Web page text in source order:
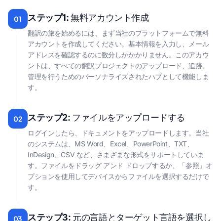
01 ステップ1:無料アカウント作成
翻訳の旅を始めるには、まず当社のプラットフォームで無料
アカウントを作成してください。基本情報を入力し、メール
アドレスを確認するのに数分しかかかりません。このアカウ
ントは、すべての翻訳プロジェクトのアップロード、追跡、
管理を行うためのパーソナライズされたハブとして機能しま
す。
02 ステップ2: ファイルをアップロードする
ログインしたら、ドキュメントをアップロードします。当社
のシステムは、MS Word、Excel、PowerPoint、TXT、
InDesign、CSV など、さまざまな形式をサポートしていま
す。ファイルをドラッグ アンド ドロップするか、「参照」オ
プションを使用してデバイスからファイルを選択するだけで
す。
03 ステップ3: 元の言語とターゲット言語を選択し